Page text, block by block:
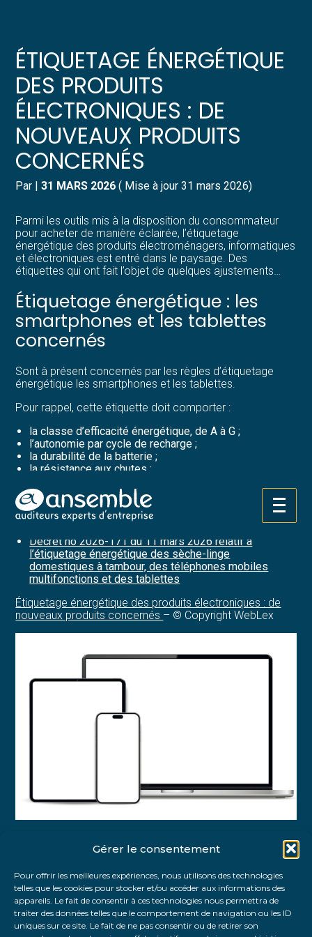
Gérer le consentement
Pour offrir les meilleures expériences, nous utilisons des technologies
telles que les cookies pour stocker et/ou accéder aux informations des
appareils. Le fait de consentir à ces technologies nous permettra de
traiter des données telles que le comportement de navigation ou les ID
uniques sur ce site. Le fait de ne pas consentir ou de retirer son
Aller
au
Gérer votre quotidien
Piloter votre entreprise
Développer votre entreprise
Construire votre patrimoine
Structurer votre croissance
Être prêt pour la facturation
électronique
Suivre votre comptabilité
Gérer vos ressources humaines
Dématérialiser vos documents
ÉTIQUETAGE ÉNERGÉTIQUE
DES PRODUITS
ÉLECTRONIQUES : DE
NOUVEAUX PRODUITS
CONCERNÉS
Par |31 MARS 2026 ( Mise à jour 31 mars 2026)
Parmi les outils mis à la disposition du consommateur
pour acheter de manière éclairée, l’étiquetage
énergétique des produits électroménagers, informatiques
et électroniques est entré dans le paysage. Des
étiquettes qui ont fait l’objet de quelques ajustements…
Étiquetage énergétique : les
smartphones et les tablettes
concernés
Sont à présent concernés par les règles d’étiquetage
énergétique les smartphones et les tablettes.
Pour rappel, cette étiquette doit comporter :
la classe d’efficacité énergétique, de A à G ;
l’autonomie par cycle de recharge ;
la durabilité de la batterie ;
la résistance aux chutes ;
le niveau de protection contre l’eau et la poussière.
Sources :
Décret no 2026-171 du 11 mars 2026 relatif à
l’étiquetage énergétique des sèche-linge
domestiques à tambour, des téléphones mobiles
multifonctions et des tablettes
Étiquetage énergétique des produits électroniques : de
nouveaux produits concernés – © Copyright WebLex
FaceBook
TwitterLinkedIn